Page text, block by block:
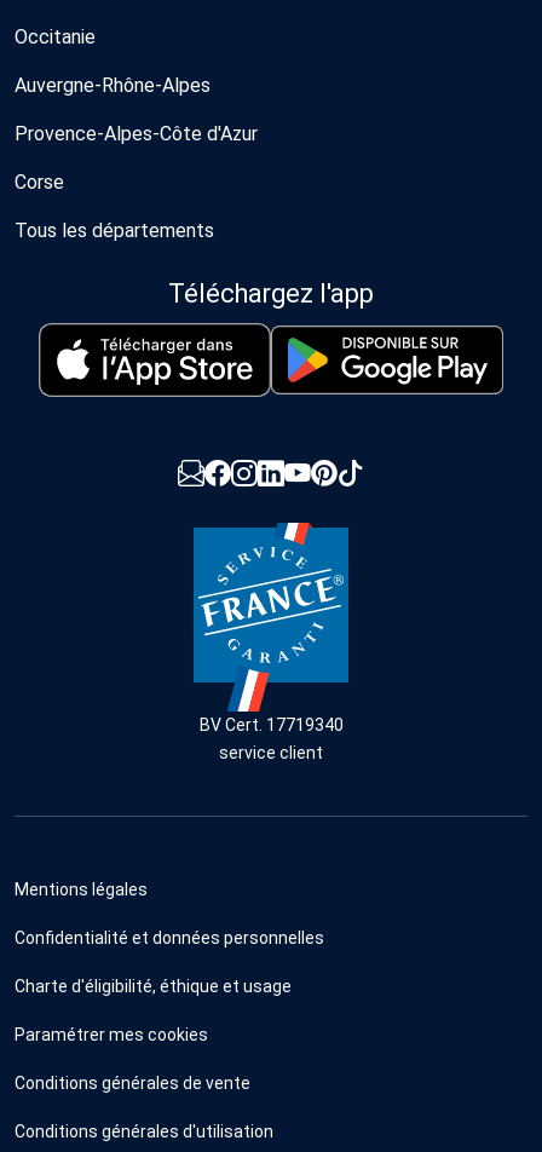
Occitanie
Auvergne-Rhône-Alpes
Provence-Alpes-Côte d'Azur
Corse
Tous les départements
Téléchargez l'app
BV Cert. 17719340
service client
Mentions légales
Confidentialité et données personnelles
Charte d'éligibilité, éthique et usage
Paramétrer mes cookies
Conditions générales de vente
Conditions générales d'utilisation